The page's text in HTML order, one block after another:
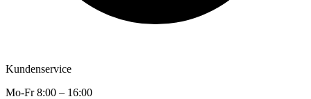
Kundenservice
Mo-Fr 8:00 – 16:00